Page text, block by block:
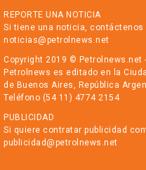
REPORTE UNA NOTICIA
Si tiene una noticia, contáctenos
noticias@petrolnews.net
Copyright 2019 © Petrolnews.net
Petrolnews es editado en la
de Buenos Aires, República
Teléfono (54 11) 4774 2154
PUBLICIDAD
Si quiere contratar publicidad
publicidad@petrolnews.net